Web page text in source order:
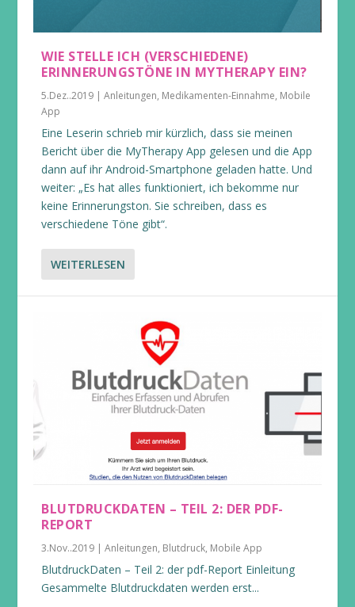
WIE STELLE ICH (VERSCHIEDENE)
ERINNERUNGSTÖNE IN MYTHERAPY EIN?
5.Dez..2019 |Anleitungen, Medikamenten-Einnahme, Mobile
App
Eine Leserin schrieb mir kürzlich, dass sie meinen
Bericht über die MyTherapy App gelesen und die App
dann auf ihr Android-Smartphone geladen hatte. Und
weiter: „Es hat alles funktioniert, ich bekomme nur
keine Erinnerungston. Sie schreiben, dass es
verschiedene Töne gibt“.
WEITERLESEN
BLUTDRUCKDATEN – TEIL 2: DER PDF-
REPORT
3.Nov..2019 |Anleitungen, Blutdruck, Mobile App
BlutdruckDaten – Teil 2: der pdf-Report Einleitung
Gesammelte Blutdruckdaten werden erst...